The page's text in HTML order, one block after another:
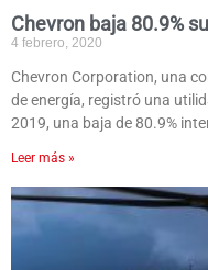
Chevron baja 80.9%
4 febrero, 2020
Chevron Corporation, una
de energía, registró una
2019, una baja de 80.9%
Leer más »